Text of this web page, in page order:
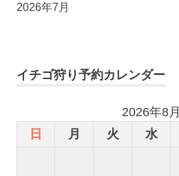
2026年7月
イチゴ狩り予約カレンダー
2026年8月
日
月 火 水